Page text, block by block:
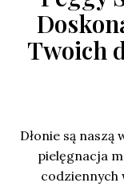
Twoich
Dłonie są
pielęgnacja
codziennych